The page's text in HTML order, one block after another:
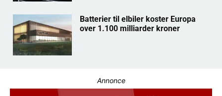
Batterier til elbiler koster Europa
over 1.100 milliarder kroner
Annonce